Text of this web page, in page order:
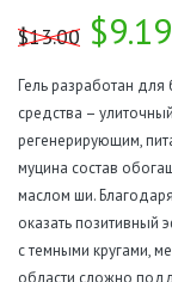
$13.00 $9.19
Гель разработан для
средства –
регенерирующим,
муцина состав
маслом ши.
оказать позитивный
с темными кругами,
области сложно